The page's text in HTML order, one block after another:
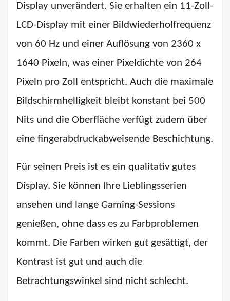
Display unverändert. Sie erhalten ein 11-Zoll-
LCD-Display mit einer Bildwiederholfrequenz
von 60 Hz und einer Auflösung von 2360 x
1640 Pixeln, was einer Pixeldichte von 264
Pixeln pro Zoll entspricht. Auch die maximale
Bildschirmhelligkeit bleibt konstant bei 500
Nits und die Oberfläche verfügt zudem über
eine fingerabdruckabweisende Beschichtung.
Für seinen Preis ist es ein qualitativ gutes
Display. Sie können Ihre Lieblingsserien
ansehen und lange Gaming-Sessions
genießen, ohne dass es zu Farbproblemen
kommt. Die Farben wirken gut gesättigt, der
Kontrast ist gut und auch die
Betrachtungswinkel sind nicht schlecht.